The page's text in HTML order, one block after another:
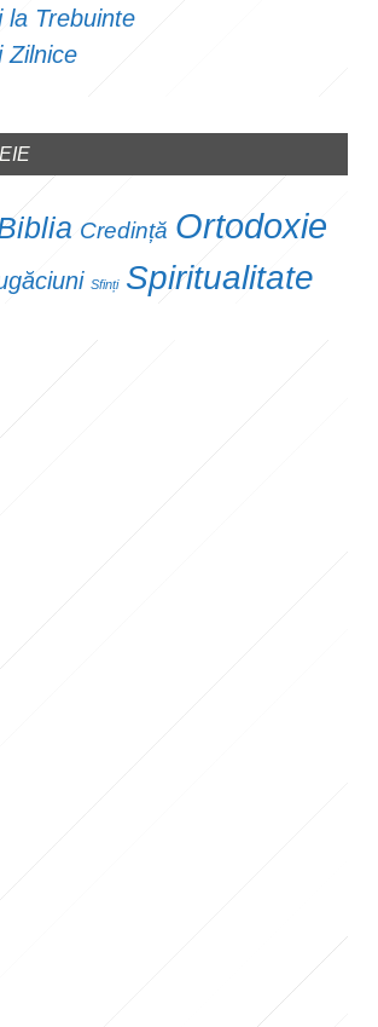
la Trebuinte
Zilnice
Credință Ortodoxie
Sfinți Spiritualitate